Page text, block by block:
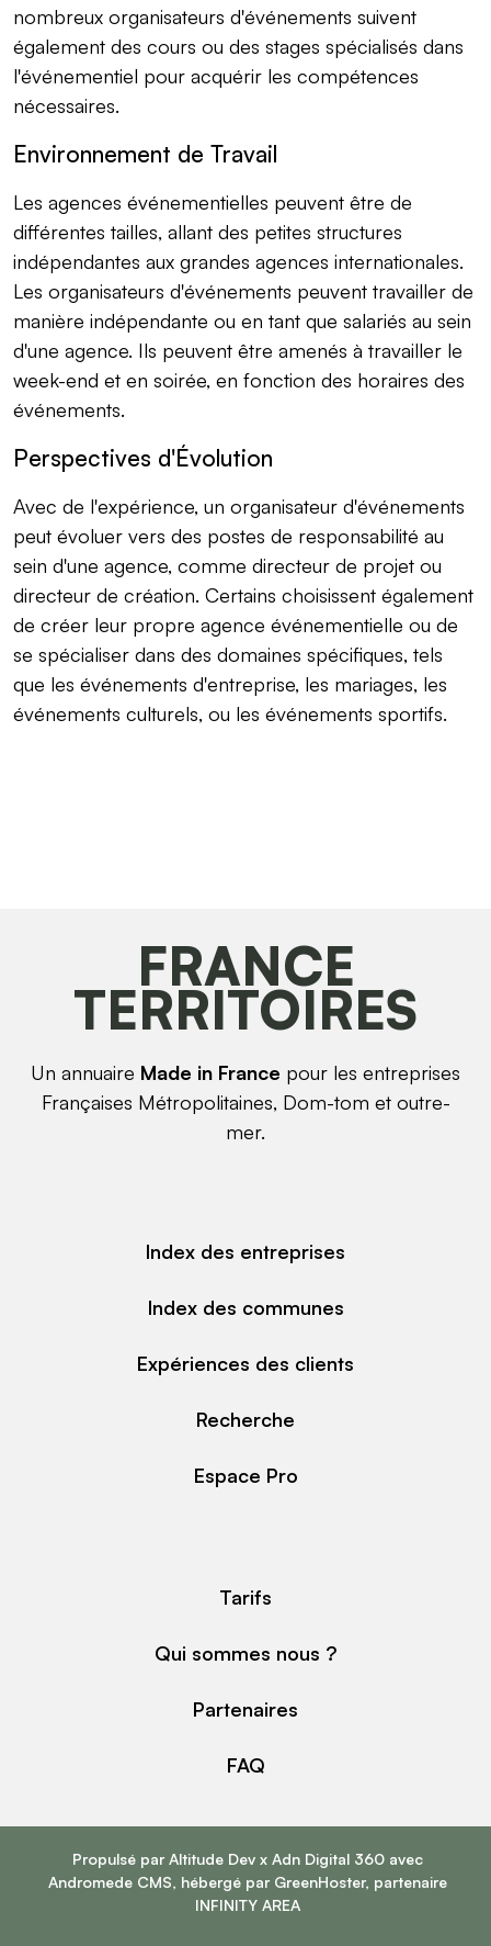
nombreux organisateurs d'événements suivent
également des cours ou des stages spécialisés dans
l'événementiel pour acquérir les compétences
nécessaires.
Environnement de Travail
Les agences événementielles peuvent être de
différentes tailles, allant des petites structures
indépendantes aux grandes agences internationales.
Les organisateurs d'événements peuvent travailler de
manière indépendante ou en tant que salariés au sein
d'une agence. Ils peuvent être amenés à travailler le
week-end et en soirée, en fonction des horaires des
événements.
Perspectives d'Évolution
Avec de l'expérience, un organisateur d'événements
peut évoluer vers des postes de responsabilité au
sein d'une agence, comme directeur de projet ou
directeur de création. Certains choisissent également
de créer leur propre agence événementielle ou de
se spécialiser dans des domaines spécifiques, tels
que les événements d'entreprise, les mariages, les
événements culturels, ou les événements sportifs.
FRANCE
TERRITOIRES
Un annuaire Made in France pour les entreprises
Françaises Métropolitaines, Dom-tom et outre-
mer.
Index des entreprises
Index des communes
Expériences des clients
Recherche
Espace Pro
Tarifs
Qui sommes nous ?
Partenaires
FAQ
Propulsé par Altitude Devx Adn Digital 360avec
Andromede CMS, hébergé par GreenHoster, partenaire
INFINITY AREA